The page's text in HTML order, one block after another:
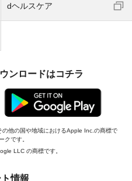
dヘルスケア
ンロードはコチラ
他の国や地域におけるApple Inc.の商標で
クです。
LLC の商標です。
情報